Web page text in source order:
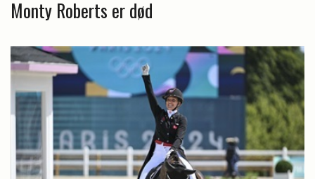
Monty Roberts er død